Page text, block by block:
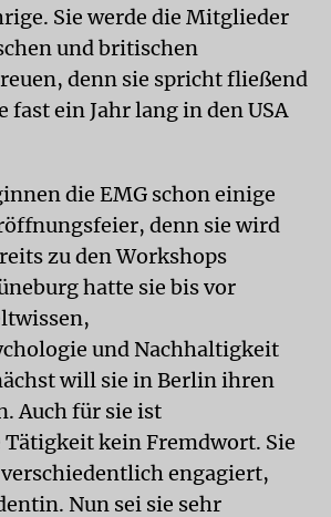
Sie werde die Mitglieder
und britischen
denn sie spricht fließend
fast ein Jahr lang in den USA
die EMG schon einige
denn sie wird
zu den Workshops
hatte sie bis vor
und Nachhaltigkeit
will sie in Berlin ihren
Auch für sie ist
kein Fremdwort. Sie
engagiert,
Nun sei sie sehr